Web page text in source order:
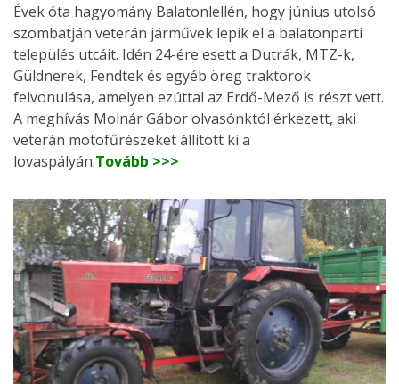
Évek óta hagyomány Balatonlellén, hogy június utolsó
szombatján veterán járművek lepik el a balatonparti
település utcáit. Idén 24-ére esett a Dutrák, MTZ-k,
Güldnerek, Fendtek és egyéb öreg traktorok
felvonulása, amelyen ezúttal az Erdő-Mező is részt vett.
A meghívás Molnár Gábor olvasónktól érkezett, aki
veterán motofűrészeket állított ki a
lovaspályán.Tovább >>>